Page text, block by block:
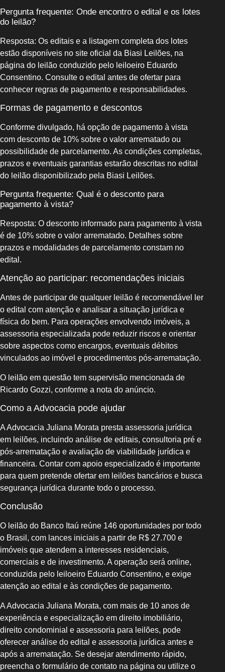
Pergunta frequente: Onde encontro o edital e os lotes
do leilão?
Resposta: Os editais e a listagem completa dos lotes
estão disponíveis no site oficial da Biasi Leilões, na
página do leilão conduzido pelo leiloeiro Eduardo
Consentino. Consulte o edital antes de ofertar para
conhecer regras de pagamento e responsabilidades.
Formas de pagamento e descontos
Conforme divulgado, há opção de pagamento à vista
com desconto de 10% sobre o valor arrematado ou
possibilidade de parcelamento. As condições completas,
prazos e eventuais garantias estarão descritas no edital
do leilão disponibilizado pela Biasi Leilões.
Pergunta frequente: Qual é o desconto para
pagamento à vista?
Resposta: O desconto informado para pagamento à vista
é de 10% sobre o valor arrematado. Detalhes sobre
prazos e modalidades de parcelamento constam no
edital.
Atenção ao participar: recomendações iniciais
Antes de participar de qualquer leilão é recomendável ler
o edital com atenção e analisar a situação jurídica e
física do bem. Para operações envolvendo imóveis, a
assessoria especializada pode reduzir riscos e orientar
sobre aspectos como encargos, eventuais débitos
vinculados ao imóvel e procedimentos pós‑arrematação.
O leilão em questão tem supervisão mencionada de
Ricardo Gozzi, conforme a nota do anúncio.
Como a Advocacia pode ajudar
A Advocacia Juliana Morata presta assessoria jurídica
em leilões, incluindo análise de editais, consultoria pré e
pós‑arrematação e avaliação de viabilidade jurídica e
financeira. Contar com apoio especializado é importante
para quem pretende ofertar em leilões bancários e busca
segurança jurídica durante todo o processo.
Conclusão
O leilão do Banco Itaú reúne 146 oportunidades por todo
o Brasil, com lances iniciais a partir de R$ 27.700 e
imóveis que atendem a interesses residenciais,
comerciais e de investimento. A operação será online,
conduzida pelo leiloeiro Eduardo Consentino, e exige
atenção ao edital e às condições de pagamento.
A Advocacia Juliana Morata, com mais de 10 anos de
experiência e especialização em direito imobiliário,
direito condominial e assessoria para leilões, pode
oferecer análise do edital e assessoria jurídica antes e
após a arrematação. Se desejar atendimento rápido,
preencha o formulário de contato na página ou utilize o